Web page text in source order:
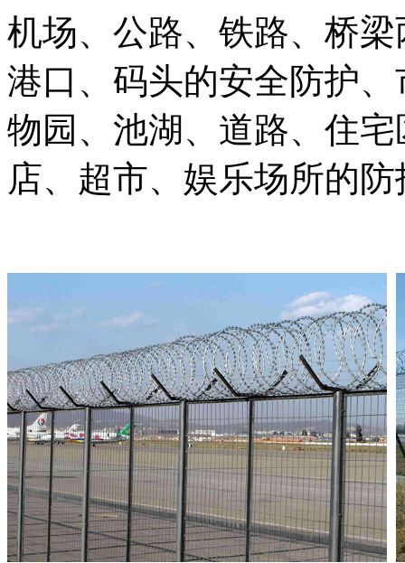
机场、公路、铁路、桥
港口、码头的安全防护
物园、池湖、道路、住
店、超市、娱乐场所的